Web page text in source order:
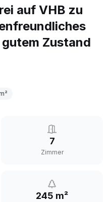
auf VHB zu
Zustand
7
Zimmer
245 m²